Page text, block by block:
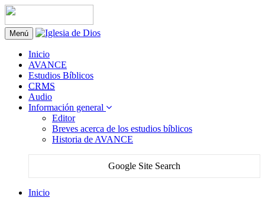
Menú
Inicio
AVANCE
Estudios Bíblicos
CRMS
Audio
Información general
Editor
Breves acerca de los estudios bíblicos
Historia de AVANCE
Google Site Search
Inicio